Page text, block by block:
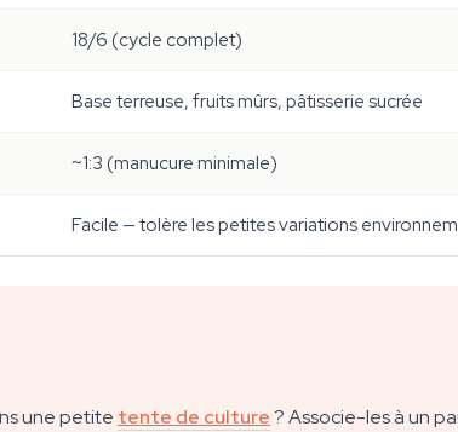
18/6 (cycle complet)
Base terreuse, fruits mûrs, pâtisserie sucrée
~1:3 (manucure minimale)
Facile — tolère les petites variations
une petite tente de culture? Associe-les à un